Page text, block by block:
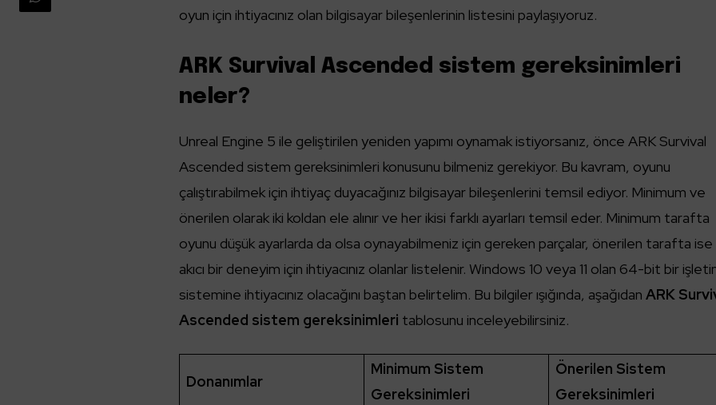
oyun için ihtiyacınız olan bilgisayar bileşenlerinin listesini paylaşıyoruz.
ARK Survival Ascended sistem gereksinimleri
neler?
Unreal Engine 5 ile geliştirilen yeniden yapımı oynamak istiyorsanız, önce ARK Survival
Ascended sistem gereksinimleri konusunu bilmeniz gerekiyor. Bu kavram, oyunu
çalıştırabilmek için ihtiyaç duyacağınız bilgisayar bileşenlerini temsil ediyor. Minimum ve
önerilen olarak iki koldan ele alınır ve her ikisi farklı ayarları temsil eder. Minimum tarafta
oyunu düşük ayarlarda da olsa oynayabilmeniz için gereken parçalar, önerilen tarafta ise
akıcı bir deneyim için ihtiyacınız olanlar listelenir. Windows 10 veya 11 olan 64-bit bir
sistemine ihtiyacınız olacağını baştan belirtelim. Bu bilgiler ışığında, aşağıdanARK
Ascended sistem gereksinimleri tablosunu inceleyebilirsiniz.
Donanımlar
Minimum Sistem
Gereksinimleri
Önerilen Sistem
Gereksinimleri